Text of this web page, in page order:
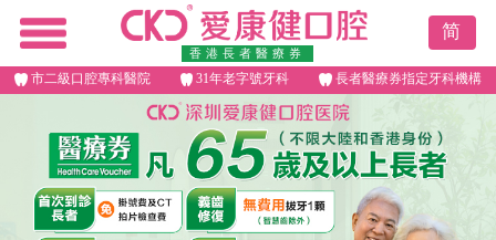
香港長者醫療券
简
市二級口腔專科醫院 31年老字號牙科 長者醫療券指定牙科機構